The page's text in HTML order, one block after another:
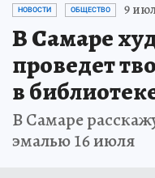
НОВОСТИ ОБЩЕСТВО 9
В Самаре
проведет
в
В Самаре
эмалью 16 июля